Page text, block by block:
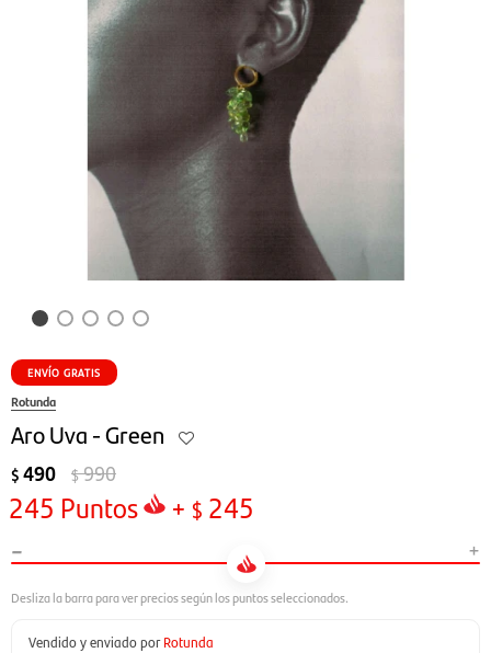
ENVÍO GRATIS
Rotunda
Aro Uva - Green
$ 490 $990
245 Puntos + $ 245
- +
Vendido y enviado por Rotunda